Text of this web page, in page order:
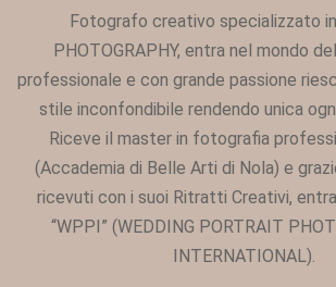
Fotografo creativo specializzato in
PHOTOGRAPHY, entra nel mondo
professionale e con grande passione
stile inconfondibile rendendo unica
Riceve il master in fotografia
(Accademia di Belle Arti di Nola) e
ricevuti con i suoi Ritratti Creativi,
“WPPI” (WEDDING PORTRAIT
INTERNATIONAL).